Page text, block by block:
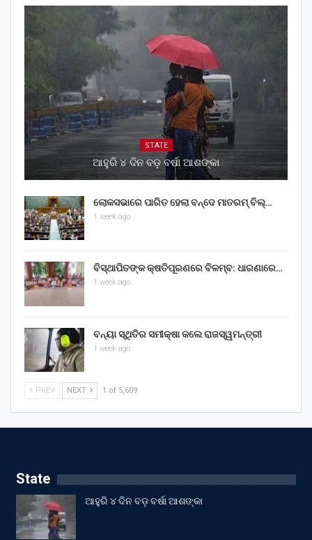
STATE
ଆହୁରି ୪ ଦିନ ବଡ଼ ବର୍ଷା ଆଶଙ୍କା
ଲୋକସଭାରେ ପାରିତ ହେଲା ବନ୍ଦେ ମାତରମ୍‌ ବିଲ୍‌…
1 week ago
ବିସ୍ଥାପିତଙ୍କ କ୍ଷତିପୂରଣରେ ବିଳମ୍ବ: ଧାରଣାରେ…
1 week ago
ବନ୍ୟା ସ୍ଥିତିର ସମୀକ୍ଷା କଲେ ରାଜସ୍ୱମନ୍ତ୍ରୀ
1 week ago
PREV NEXT 1 of 5,609
State
ଆହୁରି ୪ ଦିନ ବଡ଼ ବର୍ଷା ଆଶଙ୍କା